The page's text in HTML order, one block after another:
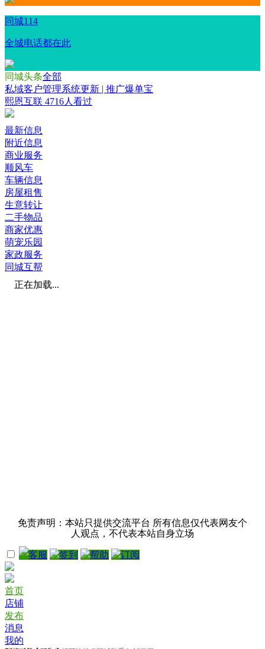
同城114
全城电话都在此
同城头条全部
私域客户管理系统更新 | 推广爆单宝
熙恩互联 4716人看过
最新信息
附近信息
商业服务
顺风车
车辆信息
房屋租售
生意转让
二手物品
商家优惠
萌宠乐园
家政服务
同城互帮
正在加载...
免责声明：本站只提供交流平台 所有信息仅代表网友个
人观点，不代表本站自身立场
客服 签到 帮助 订阅
首页
店铺
发布
消息
我的